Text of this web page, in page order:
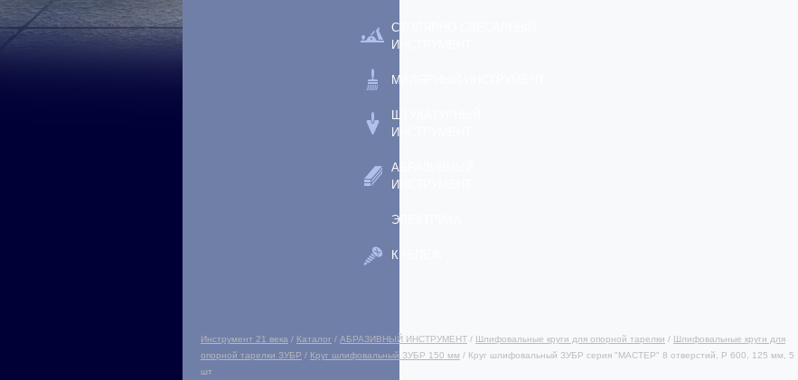
СТОЛЯРНО-СЛЕСАРНЫЙ
ИНСТРУМЕНТ
МАЛЯРНЫЙ ИНСТРУМЕНТ
ШТУКАТУРНЫЙ
ИНСТРУМЕНТ
АБРАЗИВНЫЙ
ИНСТРУМЕНТ
ЭЛЕКТРИКА
КРЕПЕЖ
Инструмент 21 века / Каталог / АБРАЗИВНЫЙ ИНСТРУМЕНТ / Шлифовальные круги для опорной тарелки / Шлифовальные круги для
опорной тарелки ЗУБР / Круг шлифовальный ЗУБР 150 мм / Круг шлифовальный ЗУБР серия "МАСТЕР" 8 отверстий, Р 600, 125 мм, 5
шт